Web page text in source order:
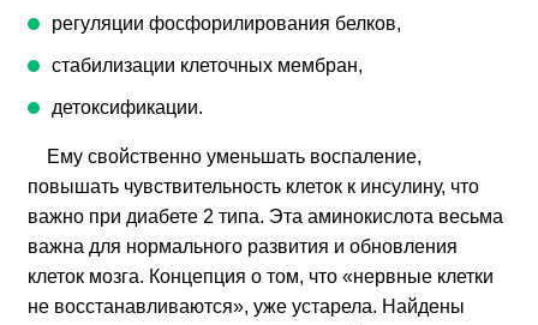
регуляции фосфорилирования белков,
стабилизации клеточных мембран,
детоксификации.
Ему свойственно уменьшать воспаление,
повышать чувствительность клеток к инсулину, что
важно при диабете 2 типа. Эта аминокислота весьма
важна для нормального развития и обновления
клеток мозга. Концепция о том, что «нервные клетки
не восстанавливаются», уже устарела. Найдены